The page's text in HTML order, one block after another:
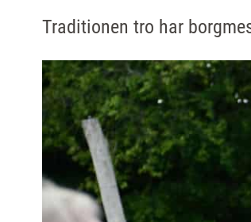
Traditionen tro har